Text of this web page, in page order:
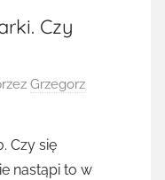
Czy
Grzegorz
Czy się
nastąpi to w